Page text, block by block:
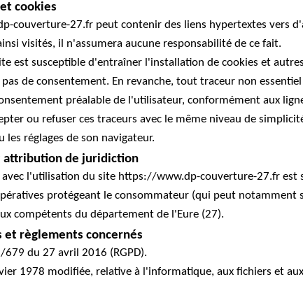
cookies
couverture-27.fr peut contenir des liens hypertextes vers
visités, il n'assumera aucune responsabilité de ce fait.
est susceptible d'entraîner l'installation de cookies et
de consentement. En revanche, tout traceur non
préalable de l'utilisateur, conformément aux
ou refuser ces traceurs avec le même niveau de
les réglages de son navigateur.
attribution de juridiction
l'utilisation du site https://www.dp-couverture-27.fr est
protégeant le consommateur (qui peut
compétents du département de l'Eure (27).
et règlements concernés
679 du 27 avril 2016 (RGPD).
1978 modifiée, relative à l'informatique, aux fichiers et